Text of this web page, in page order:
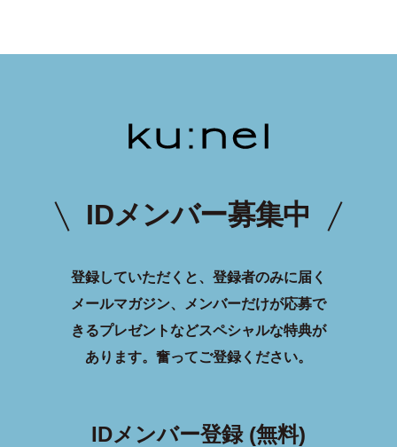
IDメンバー募集中
登録していただくと、登録者のみに届く
メールマガジン、メンバーだけが応募で
きるプレゼントなどスペシャルな特典が
あります。 奮ってご登録ください。
IDメンバー登録 (無料)